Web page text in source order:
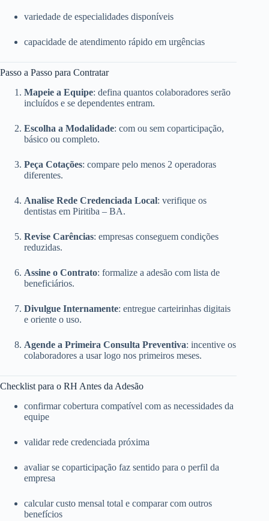
variedade de especialidades disponíveis
capacidade de atendimento rápido em urgências
Passo a Passo para Contratar
Mapeie a Equipe: defina quantos colaboradores serão
incluídos e se dependentes entram.
Escolha a Modalidade: com ou sem coparticipação,
básico ou completo.
Peça Cotações: compare pelo menos 2 operadoras
diferentes.
Analise Rede Credenciada Local: verifique os
dentistas em Piritiba – BA.
Revise Carências: empresas conseguem condições
reduzidas.
Assine o Contrato: formalize a adesão com lista de
beneficiários.
Divulgue Internamente: entregue carteirinhas digitais
e oriente o uso.
Agende a Primeira Consulta Preventiva: incentive os
colaboradores a usar logo nos primeiros meses.
Checklist para o RH Antes da Adesão
confirmar cobertura compatível com as necessidades da
equipe
validar rede credenciada próxima
avaliar se coparticipação faz sentido para o perfil da
empresa
calcular custo mensal total e comparar com outros
benefícios